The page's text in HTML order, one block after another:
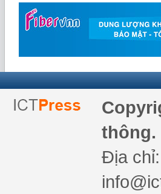
thông.
Địa